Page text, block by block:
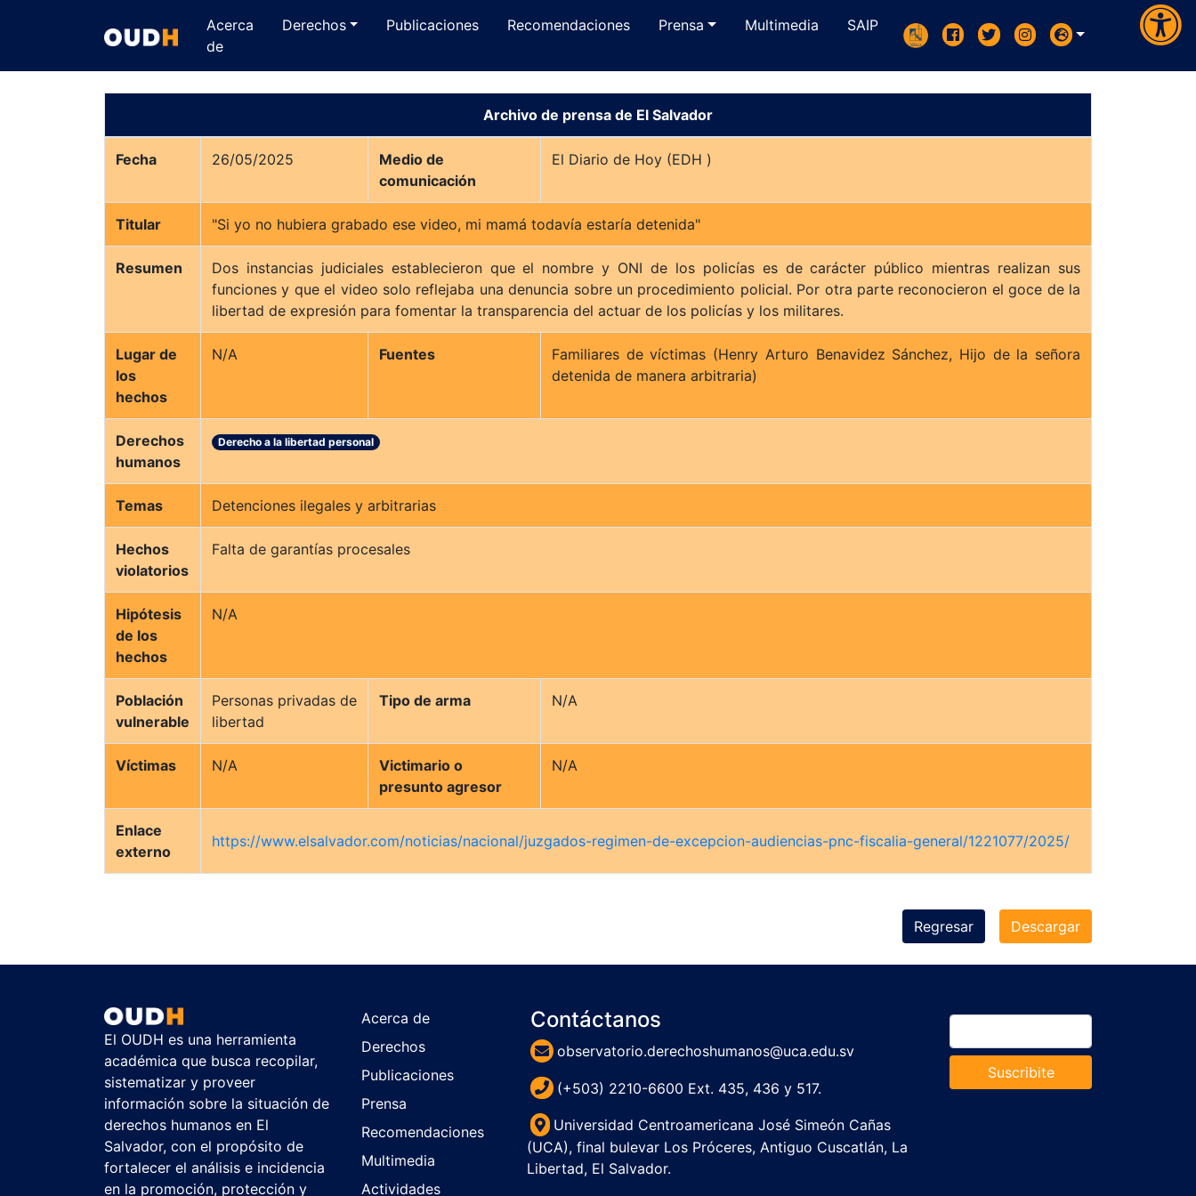
Acerca
de
Derechos Publicaciones Recomendaciones Prensa Multimedia SAIP
Archivo de prensa de El Salvador
Fecha 26/05/2025
Medio de
comunicación
El Diario de Hoy (EDH )
Titular "Si yo no hubiera grabado ese video, mi mamá todavía estaría detenida"
Resumen
Dos instancias judiciales establecieron que el nombre y ONI de los policías es de carácter público mientras realizan sus
funciones y que el video solo reflejaba una denuncia sobre un procedimiento policial. Por otra parte reconocieron el goce de la
libertad de expresión para fomentar la transparencia del actuar de los policías y los militares.
Lugar de
los
hechos
N/A Fuentes
Familiares de víctimas (Henry Arturo Benavidez Sánchez, Hijo de la señora
detenida de manera arbitraria)
Derechos
humanos
Derecho a la libertad personal
Temas Detenciones ilegales y arbitrarias
Hechos
violatorios
Falta de garantías procesales
Hipótesis
de los
hechos
N/A
Población
vulnerable
Personas privadas de
libertad
Tipo de arma N/A
Víctimas N/A
Victimario o
presunto agresor
N/A
Enlace
externo
https://www.elsalvador.com/noticias/nacional/juzgados-regimen-de-excepcion-audiencias-pnc-fiscalia-general/1221077/2025/
Descargar
Regresar
El OUDH es una herramienta
académica que busca recopilar,
sistematizar y proveer
información sobre la situación de
derechos humanos en El
Salvador, con el propósito de
fortalecer el análisis e incidencia
en la promoción, protección y
Acerca de
Derechos
Publicaciones
Prensa
Recomendaciones
Multimedia
Actividades
Contáctanos
observatorio.derechoshumanos@uca.edu.sv
(+503) 2210-6600 Ext. 435, 436 y 517.
Universidad Centroamericana José Simeón Cañas
(UCA), final bulevar Los Próceres, Antiguo Cuscatlán, La
Libertad, El Salvador.
Suscribite